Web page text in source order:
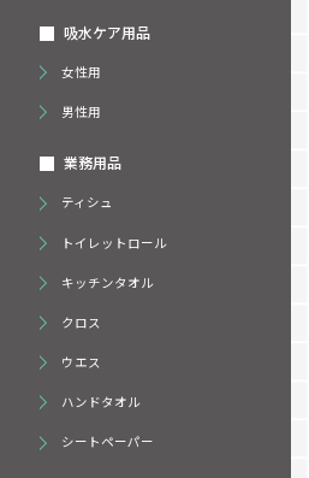
吸水ケア用品
女性用
男性用
業務用品
ティシュ
トイレットロール
キッチンタオル
クロス
ウエス
ハンドタオル
シートペーパー